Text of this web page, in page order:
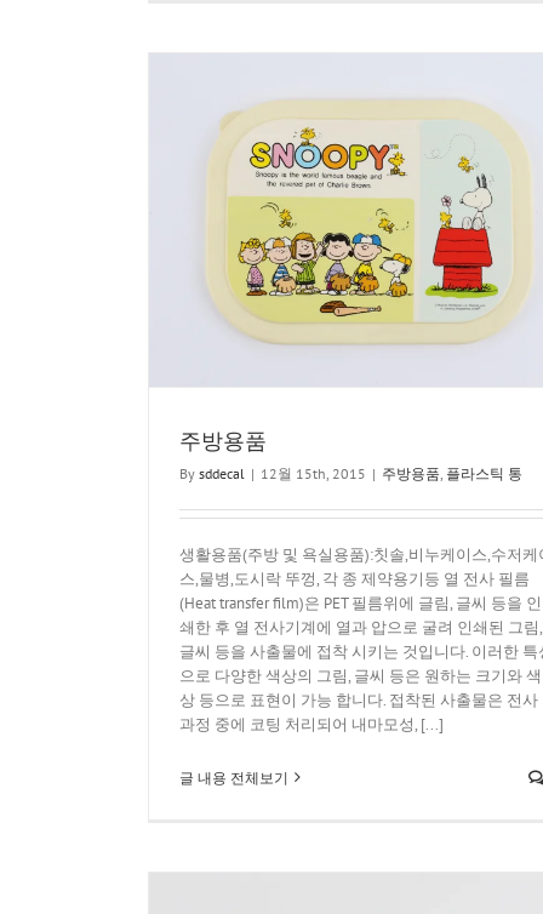
주방용품
By sddecal | 12월 15th, 2015 | 주방용품 플라스틱 통
생활용품(주방 및 욕실용품):칫솔,비누케이스,수저케
스,물병,도시락 뚜껑, 각 종 제약용기등 열 전사 필름
(Heat transfer film)은 PET 필름위에 글림, 글씨 등을 인
쇄한 후 열 전사기계에 열과 압으로 굴려 인쇄된 그림,
글씨 등을 사출물에 접착 시키는 것입니다. 이러한 특
으로 다양한 색상의 그림, 글씨 등은 원하는 크기와 색
상 등으로 표현이 가능 합니다. 접착된 사출물은 전사
과정 중에 코팅 처리되어 내마모성, [...]
글 내용 전체보기